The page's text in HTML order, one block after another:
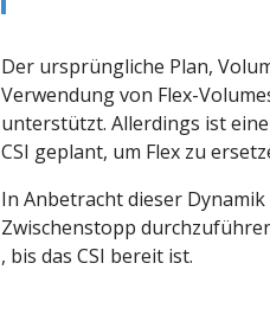
Der ursprüngliche Plan,
Verwendung von Flex-
unterstützt. Allerdings ist
CSI geplant, um Flex zu
In Anbetracht dieser
Zwischenstopp
, bis das CSI bereit ist.